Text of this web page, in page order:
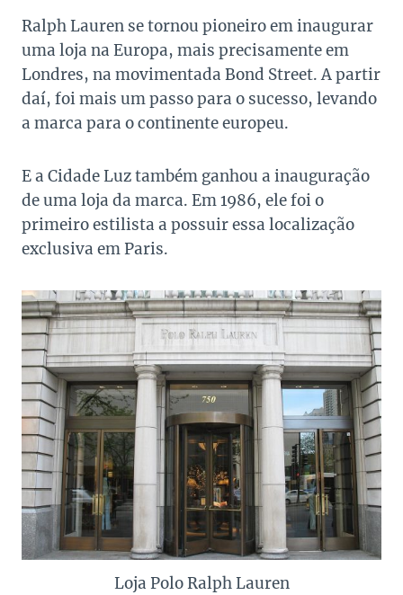
Ralph Lauren se tornou pioneiro em inaugurar
uma loja na Europa, mais precisamente em
Londres, na movimentada Bond Street. A partir
daí, foi mais um passo para o sucesso, levando
a marca para o continente europeu.
E a Cidade Luz também ganhou a inauguração
de uma loja da marca. Em 1986, ele foi o
primeiro estilista a possuir essa localização
exclusiva em Paris.
Loja Polo Ralph Lauren